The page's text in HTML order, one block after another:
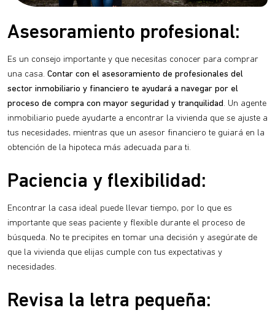
Asesoramiento profesional:
Es un consejo importante y que necesitas conocer para comprar
una casa. Contar con el asesoramiento de profesionales del
sector inmobiliario y financiero te ayudará a navegar por el
proceso de compra con mayor seguridad y tranquilidad . Un agente
inmobiliario puede ayudarte a encontrar la vivienda que se ajuste a
tus necesidades, mientras que un asesor financiero te guiará en la
obtención de la hipoteca más adecuada para ti.
Paciencia y flexibilidad:
Encontrar la casa ideal puede llevar tiempo, por lo que es
importante que seas paciente y flexible durante el proceso de
búsqueda. No te precipites en tomar una decisión y asegúrate de
que la vivienda que elijas cumple con tus expectativas y
necesidades.
Revisa la letra pequeña: